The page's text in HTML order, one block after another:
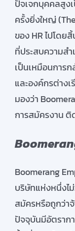
ปัจเจกบุคคลสูง
ครั้งยิ่งใหญ่
ของ HR ไปโดย
ที่ประสบความส
เป็นเหมือนการ
และองค์กรต่าง
มองว่า
การสมัครงาน
Boomerang
บริษัทแห่งหนึ่งไ
สมัครหรือถูกว่า
ปัจจุบันมีอัตราก